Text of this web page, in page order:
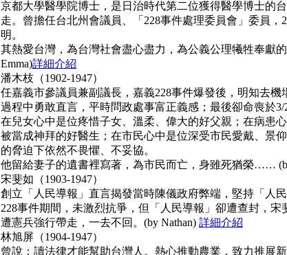
京都大學醫學院博士，是日治時代第二位獲得醫學博士的
走。曾擔任台北州會議員、「228事件處理委員會」委員
明。
其熱愛台灣，為台灣社會盡心盡力，為公義公理犧牲奉獻
Emma)詳細介紹
潘木枝（1902-1947）
任嘉義市參議員兼副議長，嘉義228事件爆發後，明知去機
過程中勇敢直言，平時問政處事富正義感；最後卻命喪於3/
在兒女心中是位疼惜子女、溫柔、偉大的好父親；在病患
被當成神拜的好醫生；在市民心中是位深受市民愛戴、景
的脅迫下依然不畏懼、不妥協。
他留給妻子的遺書裡寫著，為市民而亡，身雖死猶榮……
宋斐如（1903-1947）
創立「人民導報」直言揭發當時陳儀政府弊端，堅持「人
228事件期間，未激烈抗爭，但「人民導報」卻遭查封，
遭憲兵強行帶走，一去不回。(by Nathan) 詳細介紹
林旭屏（1904-1947）
曾說：讀法律才能幫助台灣人。熱心推動農業，致力推展